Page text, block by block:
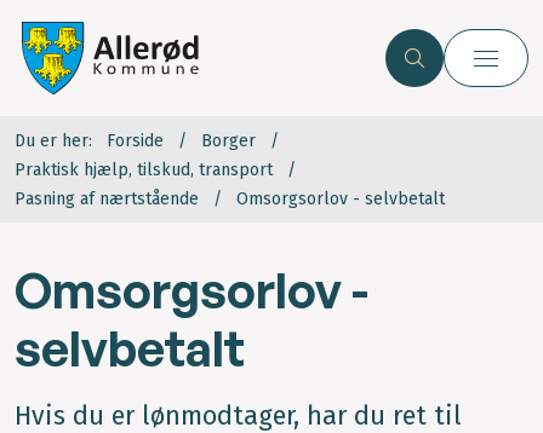
Du er her: Forside
Borger
Praktisk hjælp, tilskud, transport
Pasning af nærtstående
Omsorgsorlov - selvbetalt
Omsorgsorlov -
selvbetalt
Hvis du er lønmodtager, har du ret til